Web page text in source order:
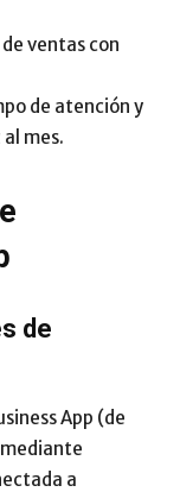
ventas con
de atención y
mes.
de
App (de
a